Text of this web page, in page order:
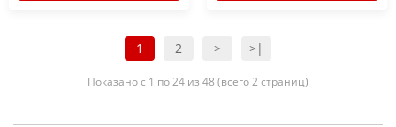
1 2 > >|
Показано с 1 по 24 из 48 (всего 2 страниц)